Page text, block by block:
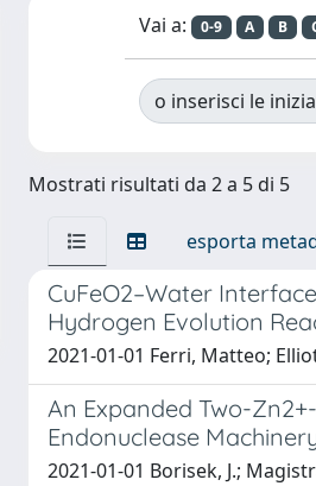
Vai a: 0-9 A B
o inserisci le
Mostrati risultati da 2 a 5 di 5
esporta
CuFeO2–Water
Hydrogen Evolution
2021-01-01 Ferri, Matteo;
An Expanded Two-
Endonuclease
2021-01-01 Borisek, J.;